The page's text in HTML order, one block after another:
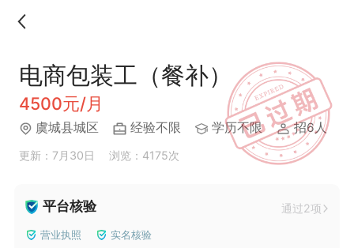
电商包装工（餐补）
4500元/月
虞城县城区 经验不限 学历不限 招6人
更新：7月30日 浏览：4175次
平台核验 通过2项
营业执照 实名核验